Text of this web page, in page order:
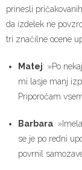
prinesli
da izdelek ne
tri značilne ocene
Matej: »Po
mi lasje manj
Priporočam
Barbara:
se je po redni
povrnil